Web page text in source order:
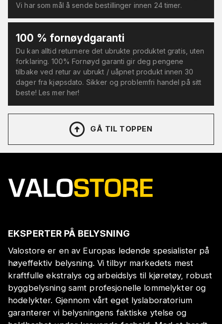
Vi har som mål å sende bestillinger innen 24 timer.
100 % fornøydgaranti
Du kan alltid returnere det ubrukte produktet gratis, uten
forklaring. 100% Fornøyd garanti gir deg pengene
tilbake ved retur av ubrukt / uåpnet produkt innen 30
dager fra kjøpsdato. Sikker og problemfri handel på sitt
beste! Les mer her!
GÅ TIL TOPPEN
EKSPERTER PÅ BELYSNING
Valostore er en av Europas ledende spesialister på
høyeffektiv belysning. Vi tilbyr markedets mest
kraftfulle ekstralys og arbeidslys til kjøretøy, robust
byggbelysning samt profesjonelle lommelykter og
hodelykter. Gjennom vårt eget lyslaboratorium
garanterer vi belysningens faktiske ytelse og